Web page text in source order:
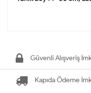
Güvenli Alışveriş
Kapıda Ödeme